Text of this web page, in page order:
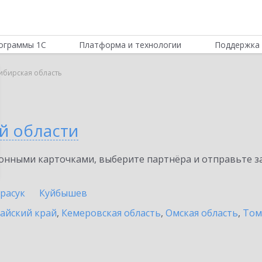
1С Платформа и технологии Поддержка
область
области
карточками, выберите партнёра и отправьте
Куйбышев
край, Кемеровская область, Омская область,